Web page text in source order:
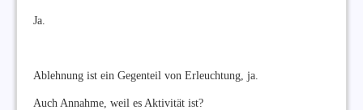
Ja.
Ablehnung ist ein Gegenteil von Erleuchtung, ja.
Auch Annahme, weil es Aktivität ist?